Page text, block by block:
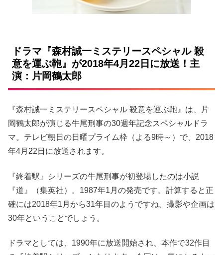
ドラマ『森村誠一ミステリースペシャル 殺
意を運ぶ鞄』が2018年4月22日に放送！主
演：片岡鶴太郎
『森村誠一ミステリースペシャル 殺意を運ぶ鞄』は、片
岡鶴太郎が演じる牛尾刑事の30週年記念スペシャルドラ
マ。テレビ朝日の日曜プライム枠（よる9時～）で、2018
年4月22日に放送されます。
『終着駅』シリーズの牛尾刑事が初登場したのは小説
『道』（集英社）。1987年1月の発売です。計算すると正
確には2018年1月から31年目のようですね。撮影や企画は
30年ということでしょう。
ドラマとしては、1990年に放送開始され、本作で32作目